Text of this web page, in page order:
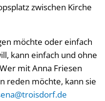
zwischen Kirche
möchte oder einfach
kann einfach und ohne
mit Anna Friesen
reden möchte, kann sie